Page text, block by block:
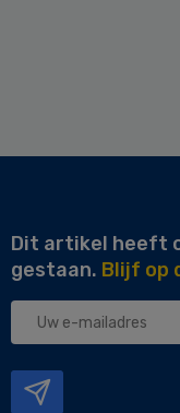
Dit artikel heeft
gestaan. Blijf op
Uw